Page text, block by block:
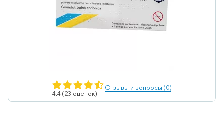
Ветеринарные
Витаминные
Гепатопротекторы
Гинекология
4.4 (23 оценок)
Отзывы и вопросы (0)